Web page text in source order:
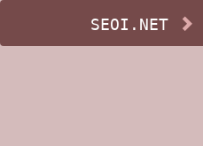
SEOI.NET